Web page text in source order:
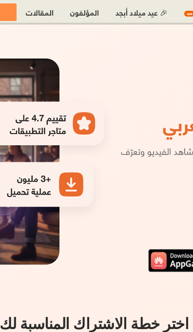
اختر خطة الاشتراك المناسبة لك
جديد 🎉 عيد ميلاد أبجد المؤلفون المقالات